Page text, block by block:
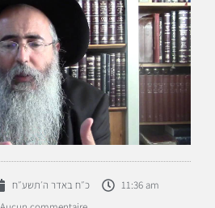
כ״ח באדר ה׳תשע״ח
11:36 am